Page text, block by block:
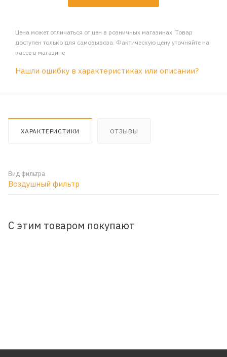
Цена может отличаться от цен в розничных магазинах. Товар
доступен только для самовывоза. Фактическую цену уточняйте на
кассе в магазине
Нашли ошибку в характеристиках или описании?
ХАРАКТЕРИСТИКИ ОТЗЫВЫ
Вид фильтра
Воздушный фильтр
С этим товаром покупают